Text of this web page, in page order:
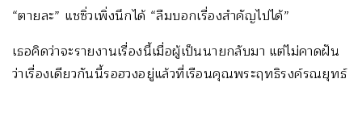
“ตายละ” แชซิ่วเพิ่งนึกได้ “ลืมบอกเรื่องสำคัญไปได้”
เธอคิดว่าจะรายงานเรื่องนี้เมื่อผู้เป็นนายกลับมา แต่ไม่คาดฝัน
ว่าเรื่องเดียวกันนี้รอฮวงอยู่แล้วที่เรือนคุณพระฤทธิรงค์รณยุทธ์